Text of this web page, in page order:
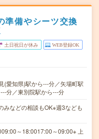
準備やシーツ交換
土日祝日が休み WEB登録OK
(愛知県)駅から---分／矢場町駅
分／東別院駅から---分
みなどの相談もOK※週3なども
～18:0017:00～09:00※ 上